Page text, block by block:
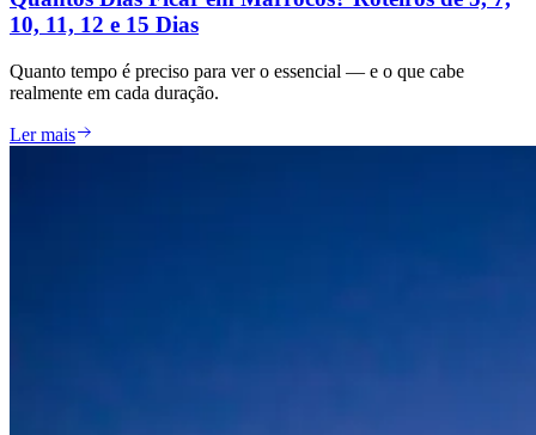
10, 11, 12 e 15 Dias
Quanto tempo é preciso para ver o essencial — e o que cabe
realmente em cada duração.
Ler mais